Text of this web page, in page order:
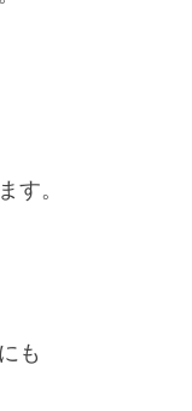
す。
も